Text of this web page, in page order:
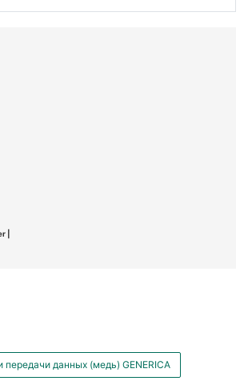
|
передачи данных (медь) GENERICA